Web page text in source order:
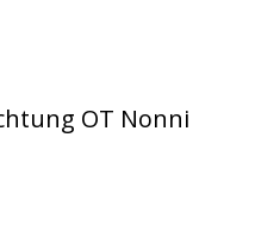
Köln gGmbH
OT Nonni